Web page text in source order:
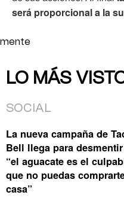
será proporcional a la
mente
LO MÁS
SOCIAL
La nueva campaña de
Bell llega para
“el aguacate es el
que no puedas
casa”